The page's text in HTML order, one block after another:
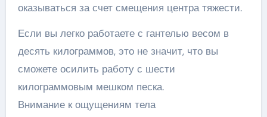
оказываться за счет смещения центра тяжести.
Если вы легко работаете с гантелью весом в
десять килограммов, это не значит, что вы
сможете осилить работу с шести
килограммовым мешком песка.
Внимание к ощущениям тела